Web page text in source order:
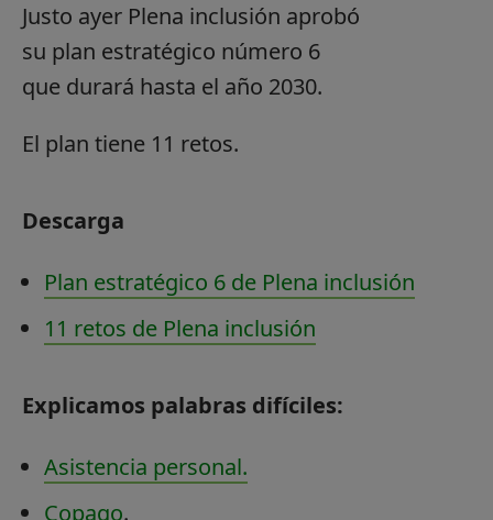
Justo ayer Plena inclusión aprobó
su plan estratégico número 6
que durará hasta el año 2030.
El plan tiene 11 retos.
Descarga
Plan estratégico 6 de Plena inclusión
11 retos de Plena inclusión
Explicamos palabras difíciles:
Asistencia personal.
Copago.